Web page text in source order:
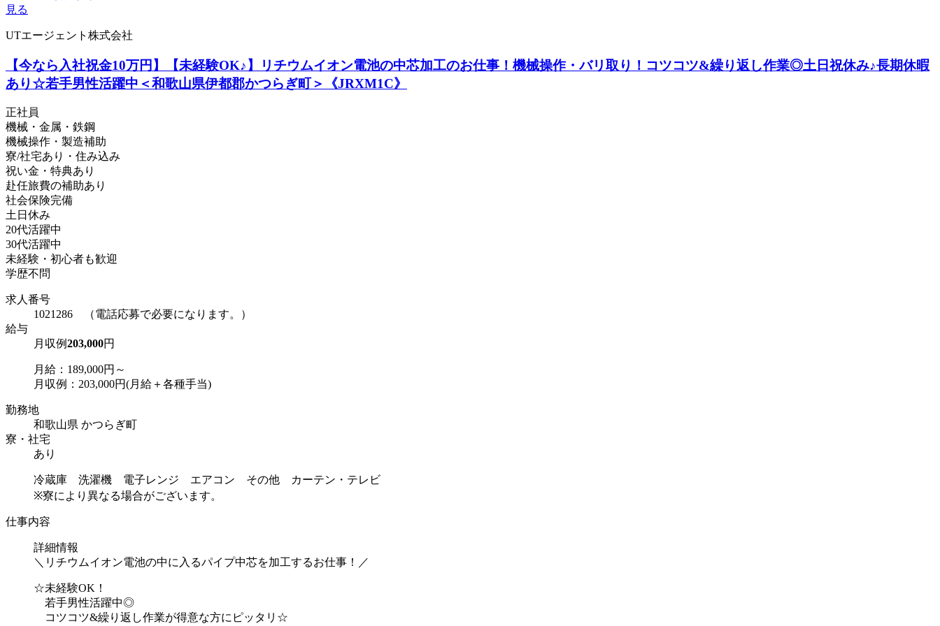
見る
UTエージェント株式会社
【今なら入社祝金10万円】【未経験OK♪】リチウムイオン電池の中芯加工のお仕事！機械操作・バリ取り！コツコツ&繰り返し作業◎土日祝休み♪長期休暇
あり☆若手男性活躍中＜和歌山県伊都郡かつらぎ町＞《JRXM1C》
正社員
機械・金属・鉄鋼
機械操作・製造補助
寮/社宅あり・住み込み
祝い金・特典あり
赴任旅費の補助あり
社会保険完備
土日休み
20代活躍中
30代活躍中
未経験・初心者も歓迎
学歴不問
求人番号
1021286 （電話応募で必要になります。）
給与
月収例203,000円
月給：189,000円～
月収例：203,000円(月給＋各種手当)
勤務地
和歌山県 かつらぎ町
寮・社宅
あり
冷蔵庫 洗濯機 電子レンジ エアコン その他 カーテン・テレビ
※寮により異なる場合がございます。
仕事内容
詳細情報
＼リチウムイオン電池の中に入るパイプ中芯を加工するお仕事！／
☆未経験OK！
若手男性活躍中◎
コツコツ&繰り返し作業が得意な方にピッタリ☆